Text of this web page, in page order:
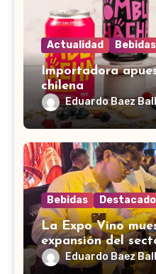
Actualidad Bebidas
Importadora
chilena
Eduardo Baez
Bebidas Destacado
La Expo Vino
expansión del
Eduardo Baez